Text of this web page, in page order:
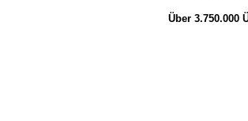
Über 3.750.000